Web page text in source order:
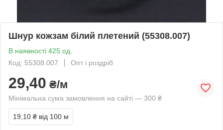
Шнур кожзам білий плетений (55308.007)
В наявності 425 од.
Код: 55308.007
Опт і роздріб
29,40 ₴/м
Мінімальна сума замовлення на сайті — 300 ₴
19,10 ₴ від 100 м